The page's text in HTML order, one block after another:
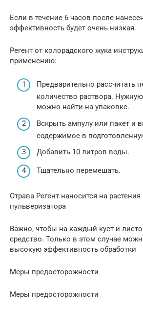
Если в течение 6 часов после
эффективность будет очень низкая.
Регент от колорадского жука
применению:
Предварительно рассчитать
количество раствора.
можно найти на упаковке.
Вскрыть ампулу или пакет и
содержимое в
Добавить 10 литров воды.
Тщательно перемешать.
Отрава Регент наносится на
пульверизатора
Важно, чтобы на каждый куст и
средство. Только в этом случае
высокую эффективность обработки
Меры предосторожности
Меры предосторожности